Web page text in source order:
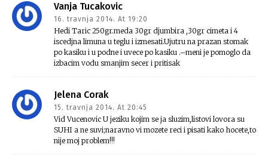
Vanja Tucakovic
16. travnja 2014. At 19:20
Hedi Taric 250gr.meda 30gr djumbira ,30gr cimeta i 4
iscedjna limuna u teglu i izmesati.Ujutru na prazan stomak
po kasiku i u podne i uvece po kasiku .–meni je pomoglo da
izbacim vodu smanjim secer i pritisak
Jelena Corak
15. travnja 2014. At 20:45
Vid Vucenovic U jeziku kojim se ja sluzim,listovi lovora su
SUHI a ne suvi;naravno vi mozete reci i pisati kako hocete,to
nije moj problem!!!